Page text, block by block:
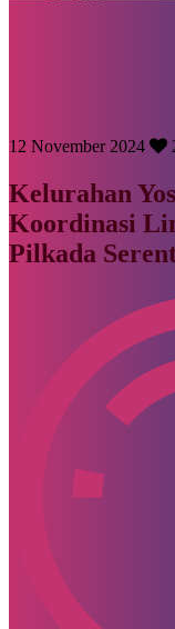
12 November 2024
Kelurahan
Koordinasi
Pilkada